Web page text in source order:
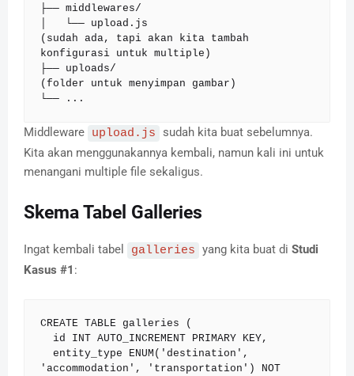
├── middlewares/
│   └── upload.js
(sudah ada, tapi akan kita tambah
konfigurasi untuk multiple)
├── uploads/
(folder untuk menyimpan gambar)
└── ...
Middleware upload.js sudah kita buat sebelumnya.
Kita akan menggunakannya kembali, namun kali ini untuk
menangani multiple file sekaligus.
Skema Tabel Galleries
Ingat kembali tabel galleries yang kita buat di Studi
Kasus #1 :
CREATE TABLE galleries (
'accommodation', 'transportation') NOT